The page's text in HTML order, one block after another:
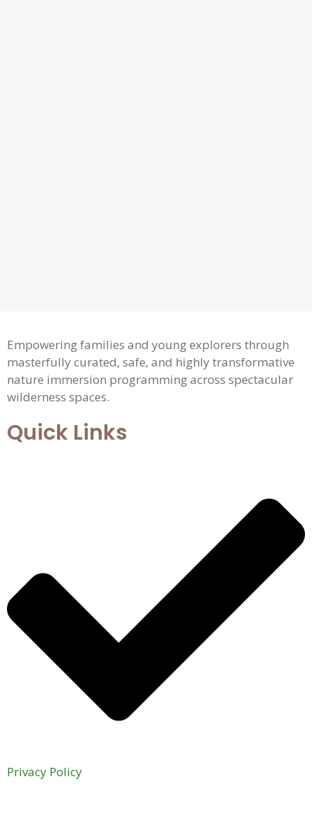
Empowering families and young explorers through
masterfully curated, safe, and highly transformative
nature immersion programming across spectacular
wilderness spaces.
Quick Links
Privacy Policy